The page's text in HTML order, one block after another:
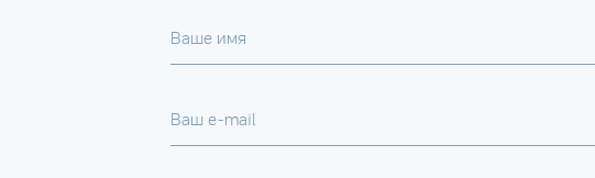
Ваше имя
Ваш e-mail